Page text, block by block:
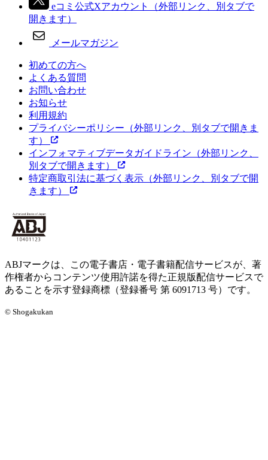
eコミ公式Xアカウント
（外部リンク、別タブで
開きます）
メールマガジン
初めての方へ
よくある質問
お問い合わせ
お知らせ
利用規約
プライバシーポリシー （外部リンク、別タブで開きま
す）
インフォマティブデータガイドライン （外部リンク、
別タブで開きます）
特定商取引法に基づく表示 （外部リンク、別タブで開
きます）
ABJマークは、この電子書店・電子書籍配信サービスが、著
作権者からコンテンツ使用許諾を得た正規版配信サービスで
あることを示す登録商標（登録番号 第 6091713 号）です。
© Shogakukan